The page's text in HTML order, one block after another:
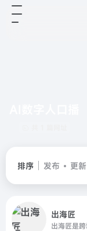
排序 发布 更新
出海匠